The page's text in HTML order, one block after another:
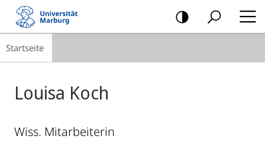
Mobile-
Navigation
Navigation
Startseite
Louisa Koch
Wiss. Mitarbeiterin